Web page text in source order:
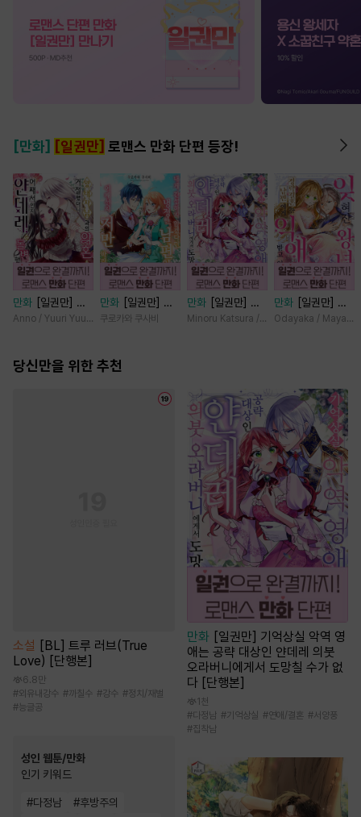
[만화] [일권만] 로맨스 만화 단편 등장!
만화
[일권만] 왕
태자님과의 약혼을
변했습니다 [단행
Anno / Yuuri Yuudachi
만화
[일권만] 내
게 간섭하지 않겠
바라봅니다 [단행
쿠로카와 쿠사비
만화
[일권만] 기
억상실 악역 영애
본]
Minoru Katsura / Mizune
만화
[일권만] 잊
혀진 왕녀지만 정
Odayaka / Maya
당신만을 위한 추천
소설 [BL] 트루 러브(True
Love) [단행본]
6.8만
#외유내강수 #까칠수 #강수 #정치/재벌
#능글공
성인 웹툰/만화
인기 키워드
#다정남 #후방주의
만화 [일권만] 기억상실 악역 영
애는 공략 대상인 얀데레 의붓
오라버니에게서 도망칠 수가 없
다 [단행본]
1천
#다정남 #기억상실 #연애/결혼 #서양풍
#집착남